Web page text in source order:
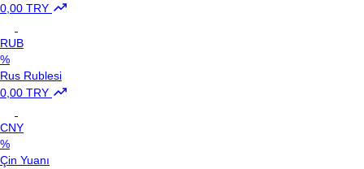
0,00 TRY
RUB
%
Rus Rublesi
0,00 TRY
CNY
%
Çin Yuanı